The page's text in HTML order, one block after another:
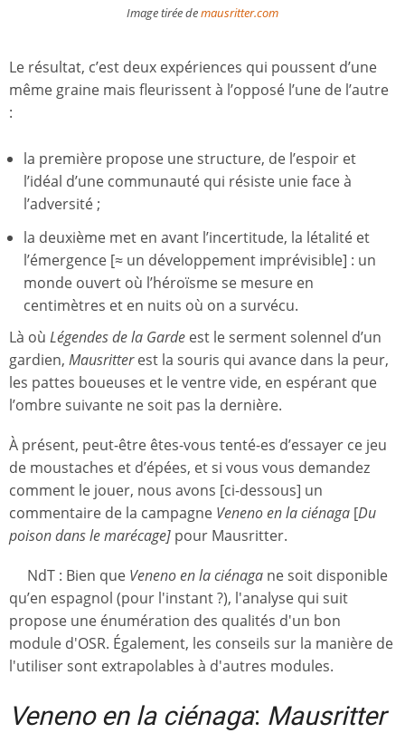
Image tirée demausritter.com
Le résultat, c’est deux expériences qui poussent d’une
même graine mais fleurissent à l’opposé l’une de l’autre
:
la première propose une structure, de l’espoir et
l’idéal d’une communauté qui résiste unie face à
l’adversité ;
la deuxième met en avant l’incertitude, la létalité et
l’émergence [≈ un développement imprévisible] : un
monde ouvert où l’héroïsme se mesure en
centimètres et en nuits où on a survécu.
Là où Légendes de la Garde est le serment solennel d’un
gardien, Mausritterest la souris qui avance dans la peur,
les pattes boueuses et le ventre vide, en espérant que
l’ombre suivante ne soit pas la dernière.
À présent, peut-être êtes-vous tenté-es d’essayer ce jeu
de moustaches et d’épées, et si vous vous demandez
comment le jouer, nous avons [ci-dessous] un
commentaire de la campagne Veneno en la ciénaga [Du
poison dans le marécage] pour Mausritter.
NdT : Bien que Veneno en la ciénaga ne soit disponible
qu’en espagnol (pour l'instant ?), l'analyse qui suit
propose une énumération des qualités d'un bon
module d'OSR. Également, les conseils sur la manière de
l'utiliser sont extrapolables à d'autres modules.
Veneno en la ciénaga: Mausritter